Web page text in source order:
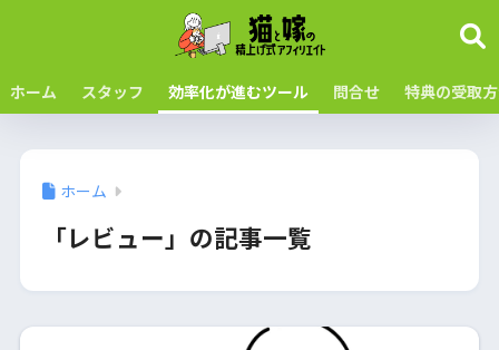
ホーム スタッフ 効率化が進むツール 問合せ 特典の受取
ホーム
「レビュー」の記事一覧